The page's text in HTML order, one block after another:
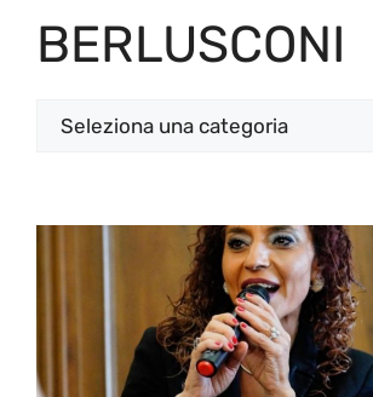
BERLUSCONI
Categorie